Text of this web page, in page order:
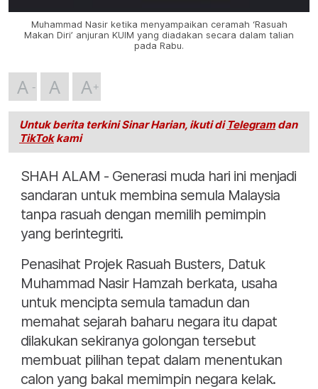
Muhammad Nasir ketika menyampaikan ceramah ‘Rasuah
Makan Diri’ anjuran KUIM yang diadakan secara dalam talian
pada Rabu.
A A A
Untuk berita terkini Sinar Harian, ikuti di Telegramdan
TikTokkami
SHAH ALAM - Generasi muda hari ini menjadi
sandaran untuk membina semula Malaysia
tanpa rasuah dengan memilih pemimpin
yang berintegriti.
Penasihat Projek Rasuah Busters, Datuk
Muhammad Nasir Hamzah berkata, usaha
untuk mencipta semula tamadun dan
memahat sejarah baharu negara itu dapat
dilakukan sekiranya golongan tersebut
membuat pilihan tepat dalam menentukan
calon yang bakal memimpin negara kelak.